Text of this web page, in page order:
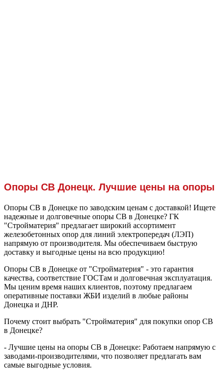
Опоры СВ Донецк. Лучшие цены на опоры
Опоры СВ в Донецке по заводским ценам с доставкой! Ищете
надежные и долговечные опоры СВ в Донецке? ГК
"Стройматерия" предлагает широкий ассортимент
железобетонных опор для линий электропередач (ЛЭП)
напрямую от производителя. Мы обеспечиваем быструю
доставку и выгодные цены на всю продукцию!
Опоры СВ в Донецке от "Стройматерия" - это гарантия
качества, соответствие ГОСТам и долговечная эксплуатация.
Мы ценим время наших клиентов, поэтому предлагаем
оперативные поставки ЖБИ изделий в любые районы
Донецка и ДНР.
Почему стоит выбрать "Стройматерия" для покупки опор СВ
в Донецке?
- Лучшие цены на опоры СВ в Донецке: Работаем напрямую с
заводами-производителями, что позволяет предлагать вам
самые выгодные условия.